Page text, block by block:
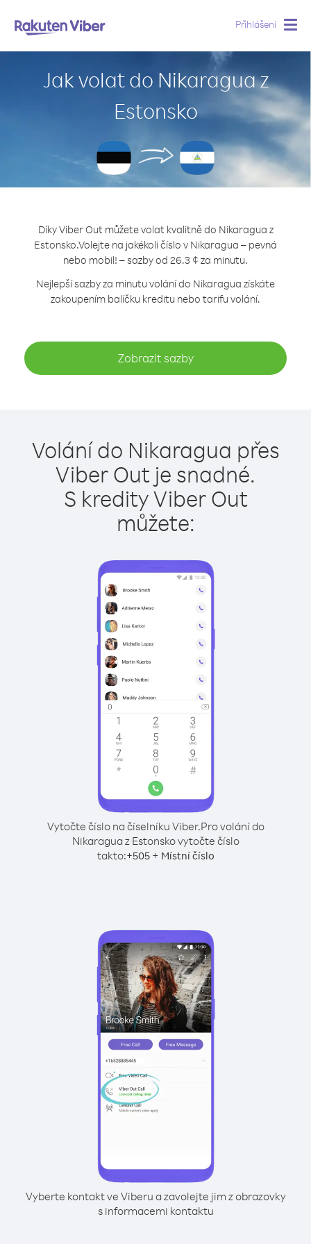
Přihlášení
Jak volat do Nikaragua z
Estonsko
Díky Viber Out můžete volat kvalitně do Nikaragua z
Estonsko.Volejte na jakékoli číslo v Nikaragua – pevná
nebo mobil! – sazby od 26.3 ¢ za minutu.
Nejlepší sazby za minutu volání do Nikaragua získáte
zakoupením balíčku kreditu nebo tarifu volání.
Zobrazit sazby
Volání do Nikaragua přes
Viber Out je snadné.
S kredity Viber Out
můžete:
Vytočte číslo na číselníku Viber.Pro volání do
Nikaragua z Estonsko vytočte číslo
takto:+505+ Místní číslo
Vyberte kontakt ve Viberu a zavolejte jim z obrazovky
s informacemi kontaktu